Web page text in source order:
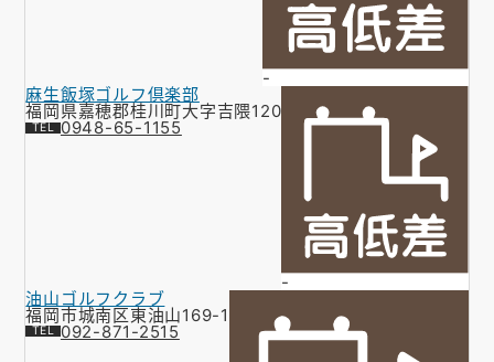
-
麻生飯塚ゴルフ倶楽部
福岡県嘉穂郡桂川町大字吉隈120
0948-65-1155
-
油山ゴルフクラブ
福岡市城南区東油山169-1
092-871-2515